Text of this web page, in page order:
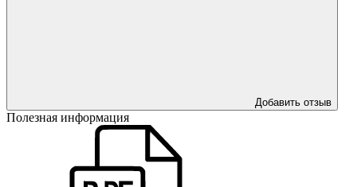
Добавить отзыв
Полезная информация